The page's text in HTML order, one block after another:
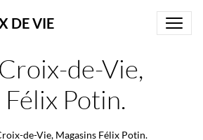
DE VIE
de-Vie,
Potin.